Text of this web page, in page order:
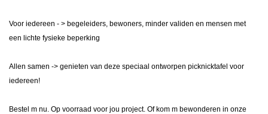
Voor iedereen - > begeleiders, bewoners, minder validen en mensen met
een lichte fysieke beperking
Allen samen -> genieten van deze speciaal ontworpen picknicktafel voor
iedereen!
Bestel m nu. Op voorraad voor jou project. Of kom m bewonderen in onze